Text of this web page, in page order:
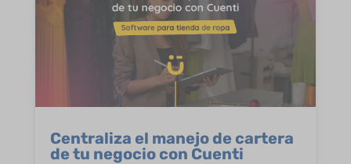
Centraliza el manejo de cartera
de tu negocio con Cuenti